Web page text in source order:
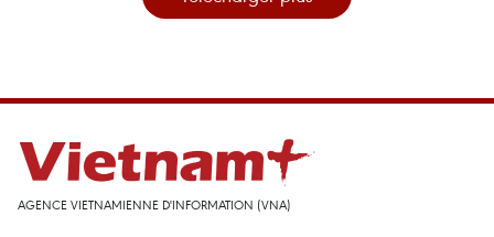
AGENCE VIETNAMIENNE D'INFORMATION (VNA)